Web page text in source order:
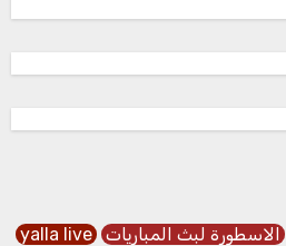
الاسطورة لبث المباريات yalla live